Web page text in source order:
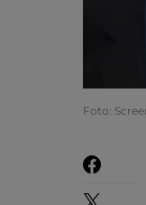
Foto: